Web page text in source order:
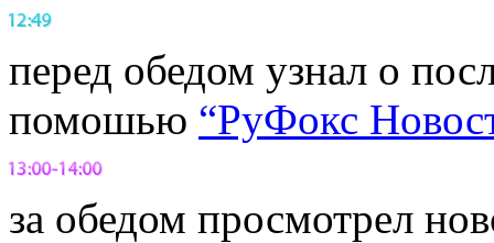
перед обедом узнал о
помошью “РуФокс
за обедом просмотрел